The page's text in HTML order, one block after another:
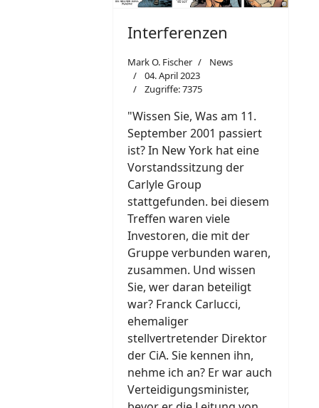
Interferenzen
Mark O. Fischer
News
04. April 2023
Zugriffe: 7375
"Wissen Sie, Was am 11.
September 2001 passiert
ist? In New York hat eine
Vorstandssitzung der
Carlyle Group
stattgefunden. bei diesem
Treffen waren viele
Investoren, die mit der
Gruppe verbunden waren,
zusammen. Und wissen
Sie, wer daran beteiligt
war? Franck Carlucci,
ehemaliger
stellvertretender Direktor
der CiA. Sie kennen ihn,
nehme ich an? Er war auch
Verteidigungsminister,